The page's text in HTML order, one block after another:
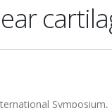
Symposium,